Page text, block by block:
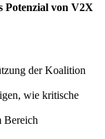
Potenzial von V2X
der Koalition
wie kritische
Bereich